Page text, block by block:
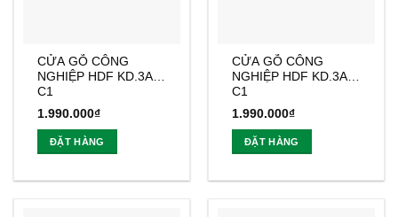
CỬA GỖ CÔNG
NGHIỆP HDF KD.3A-
C1
1.990.000₫
ĐẶT HÀNG
CỬA GỖ CÔNG
NGHIỆP HDF KD.3A1-
C1
1.990.000₫
ĐẶT HÀNG